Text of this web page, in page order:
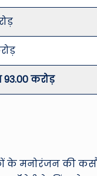
करोड़
मनोरंजन की